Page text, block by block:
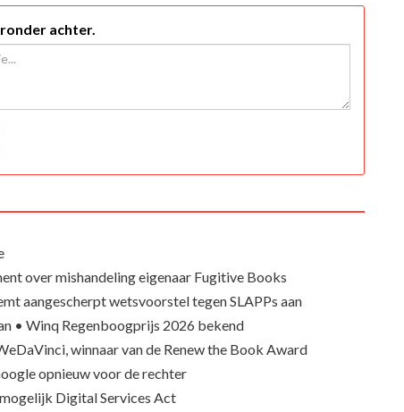
achter.
over mishandeling eigenaar Fugitive Books
aangescherpt wetsvoorstel tegen SLAPPs aan
• Winq Regenboogprijs 2026 bekend
winnaar van de Renew the Book Award
opnieuw voor de rechter
Digital Services Act